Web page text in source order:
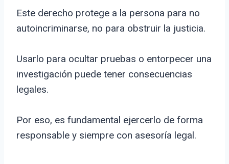
Este derecho protege a la persona para no
autoincriminarse, no para obstruir la justicia.
Usarlo para ocultar pruebas o entorpecer una
investigación puede tener consecuencias
legales.
Por eso, es fundamental ejercerlo de forma
responsable y siempre con asesoría legal.